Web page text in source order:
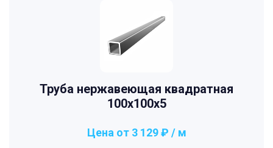
Труба нержавеющая квадратная
100х100х5
Цена от 3 129 ₽ / м